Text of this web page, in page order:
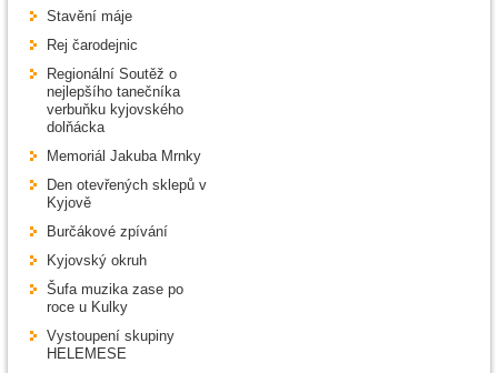
Stavění máje
Rej čarodejnic
Regionální Soutěž o
nejlepšího tanečníka
verbuňku kyjovského
dolňácka
Memoriál Jakuba Mrnky
Den otevřených sklepů v
Kyjově
Burčákové zpívání
Kyjovský okruh
Šufa muzika zase po
roce u Kulky
Vystoupení skupiny
HELEMESE